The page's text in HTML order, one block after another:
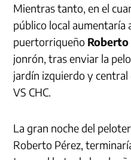
Mientras tanto, en el
público local aumentaría
puertorriqueño Roberto
jonrón, tras enviar la
jardín izquierdo y
VS CHC.
La gran noche del
Roberto Pérez,